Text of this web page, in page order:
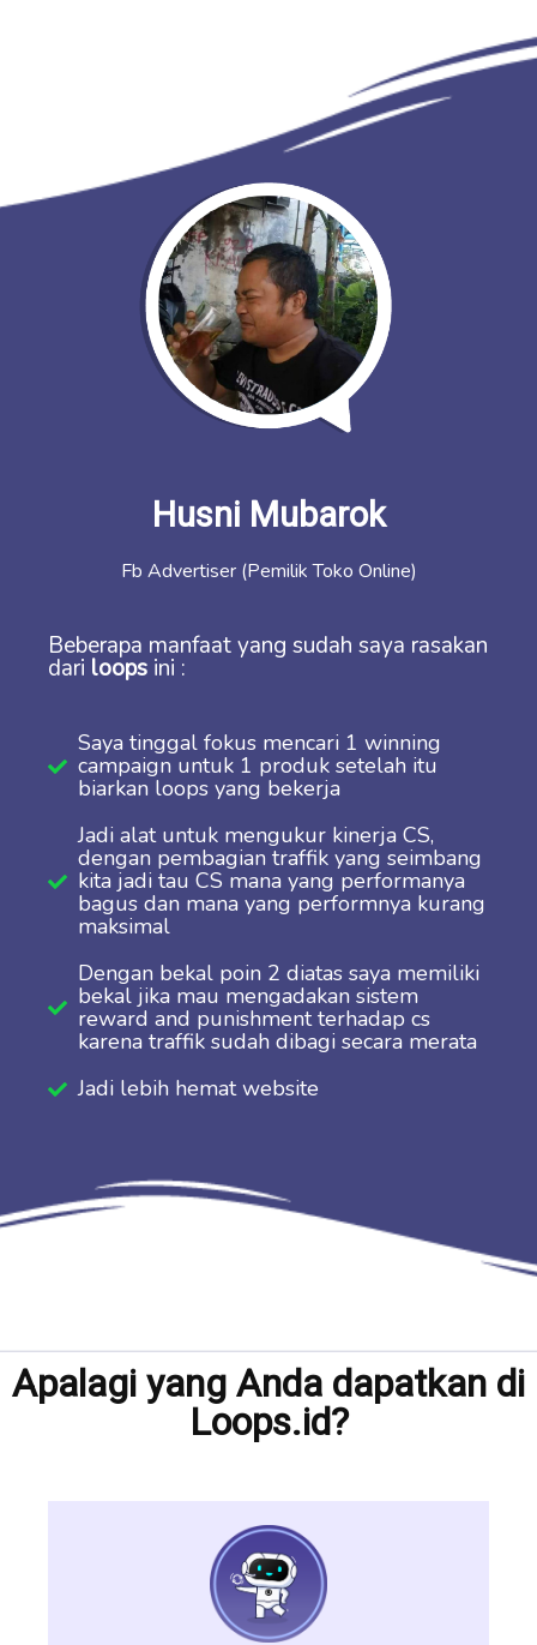
Husni Mubarok
Fb Advertiser (Pemilik Toko Online)
Beberapa manfaat yang sudah saya rasakan
dari loops ini :
Saya tinggal fokus mencari 1 winning
campaign untuk 1 produk setelah itu
biarkan loops yang bekerja
Jadi alat untuk mengukur kinerja CS,
dengan pembagian traffik yang seimbang
kita jadi tau CS mana yang performanya
bagus dan mana yang performnya kurang
maksimal
Dengan bekal poin 2 diatas saya memiliki
bekal jika mau mengadakan sistem
reward and punishment terhadap cs
karena traffik sudah dibagi secara merata
Jadi lebih hemat website
Apalagi yang Anda dapatkan di
Loops.id?